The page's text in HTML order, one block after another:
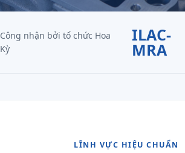
Công nhận bởi tổ chức Hoa
Kỳ
ILAC-
MRA
LĨNH VỰC HIỆU CHUẨN